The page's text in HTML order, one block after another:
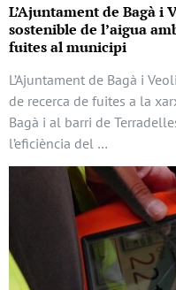
L’Ajuntament de Bagà i
sostenible de l’aigua
fuites al municipi
L’Ajuntament de Bagà i
de recerca de fuites a la
Bagà i al barri de
l’eficiència del …